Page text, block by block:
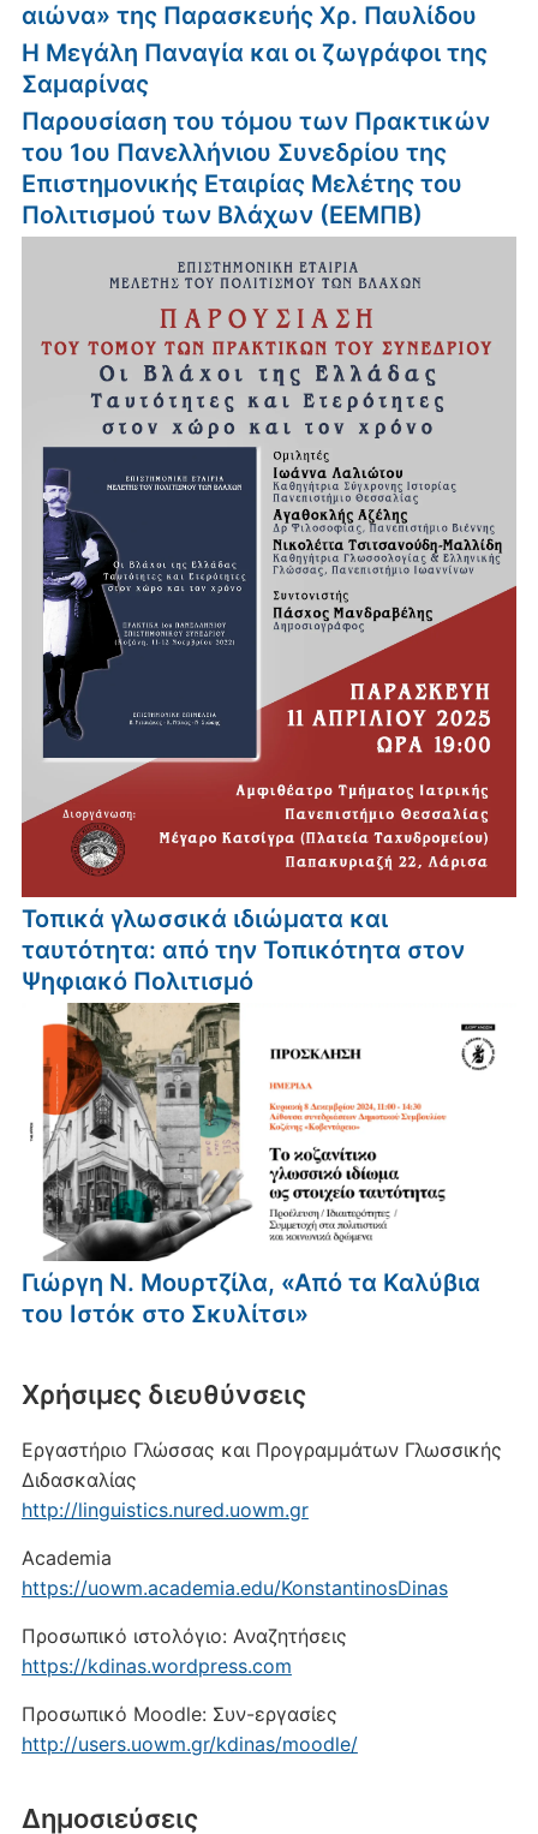
αιώνα» της Παρασκευής Χρ. Παυλίδου
Η Μεγάλη Παναγία και οι ζωγράφοι της
Σαμαρίνας
Παρουσίαση του τόμου των Πρακτικών
του 1ου Πανελλήνιου Συνεδρίου της
Επιστημονικής Εταιρίας Μελέτης του
Πολιτισμού των Βλάχων (ΕΕΜΠΒ)
Τοπικά γλωσσικά ιδιώματα και
ταυτότητα: από την Τοπικότητα στον
Ψηφιακό Πολιτισμό
Γιώργη Ν. Μουρτζίλα, «Από τα Καλύβια
του Ιστόκ στο Σκυλίτσι»
Xρήσιμες διευθύνσεις
Εργαστήριο Γλώσσας και Προγραμμάτων Γλωσσικής
Διδασκαλίας
http://linguistics.nured.uowm.gr
Academia
https://uowm.academia.edu/KonstantinosDinas
Προσωπικό ιστολόγιο: Αναζητήσεις
https://kdinas.wordpress.com
Προσωπικό Moodle: Συν-εργασίες
http://users.uowm.gr/kdinas/moodle/
Δημοσιεύσεις